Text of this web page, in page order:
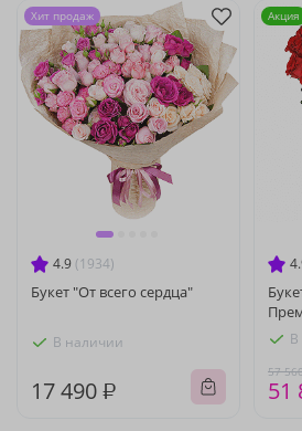
4.9 (1934)
Букет "От всего сердца"
В наличии
17 490 ₽
Хит продаж
В
57
51
Акция